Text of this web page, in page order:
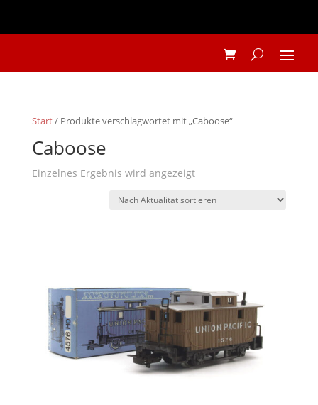
Start/ Produkte verschlagwortet mit „Caboose“
Caboose
Einzelnes Ergebnis wird angezeigt